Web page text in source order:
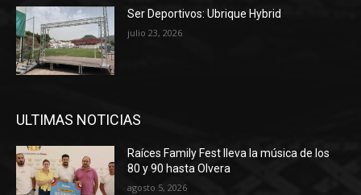
Ser Deportivos: Ubrique Hybrid
julio 23, 2026
ULTIMAS NOTICIAS
Raíces Family Fest lleva la música de los
80 y 90 hasta Olvera
agosto 5, 2026